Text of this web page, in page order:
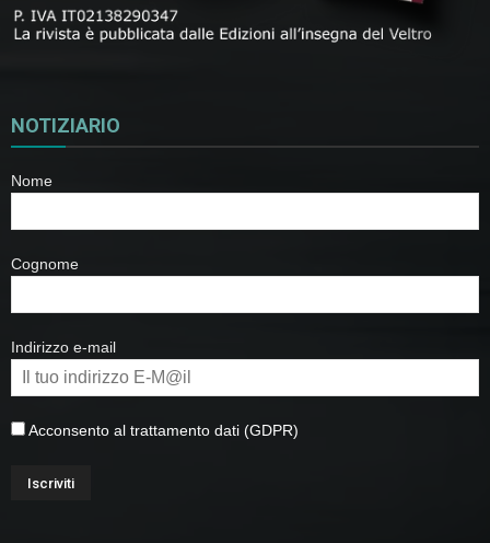
NOTIZIARIO
Nome
Cognome
Indirizzo e-mail
Acconsento al trattamento dati (GDPR)